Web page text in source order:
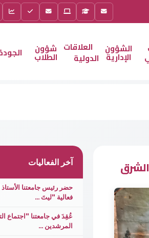
الشؤون
الإدارية
العلاقات
الدولية
شؤون
الطلاب
آخر الفعاليات
حضر رئيس جامعتنا الأستاذ
فعالية "ليتَ ...
عُقِدَ في جامعتنا "اجتماع
المرشدين ...